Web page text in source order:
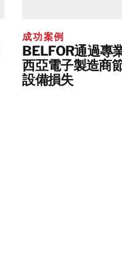
成功案例
BELFOR通過專
西亞電子製造商
設備損失